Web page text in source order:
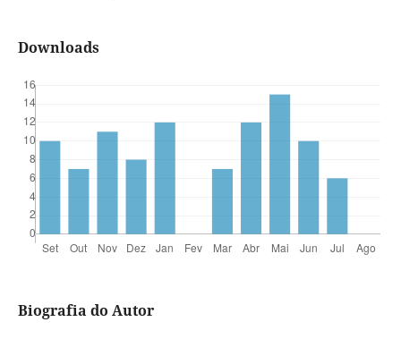
Downloads
Biografia do Autor